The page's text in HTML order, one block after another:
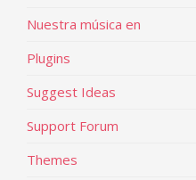
Nuestra música en
Plugins
Suggest Ideas
Support Forum
Themes